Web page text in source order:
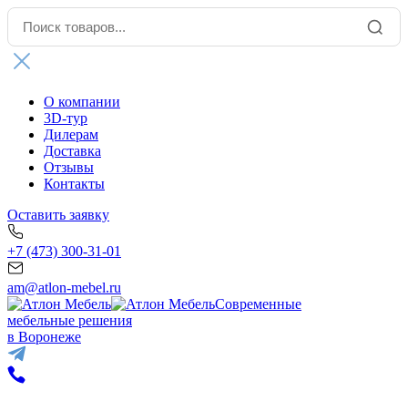
О компании
3D-тур
Дилерам
Доставка
Отзывы
Контакты
Оставить заявку
+7 (473) 300-31-01
am@atlon-mebel.ru
Современные
мебельные решения
в Воронеже